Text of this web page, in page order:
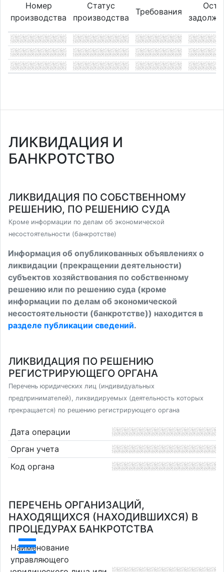
Номер
производства
Статус
производства
Требования
ЛИКВИДАЦИЯ И
БАНКРОТСТВО
ЛИКВИДАЦИЯ ПО СОБСТВЕННОМУ
РЕШЕНИЮ, ПО РЕШЕНИЮ СУДА
Кроме информации по делам об экономической
несостоятельности (банкротстве)
Информация об опубликованных объявлениях о
ликвидации (прекращении деятельности)
субъектов хозяйствования по собственному
решению или по решению суда (кроме
информации по делам об экономической
несостоятельности (банкротстве)) находится в
разделе публикации сведений.
ЛИКВИДАЦИЯ ПО РЕШЕНИЮ
РЕГИСТРИРУЮЩЕГО ОРГАНА
Перечень юридических лиц (индивидуальных
предпринимателей), ликвидируемых (деятельность которых
прекращается) по решению регистрирующего органа
Дата операции
Орган учета
Код органа
ПЕРЕЧЕНЬ ОРГАНИЗАЦИЙ,
НАХОДЯЩИХСЯ (НАХОДИВШИХСЯ) В
ПРОЦЕДУРАХ БАНКРОТСТВА
Наименование
управляющего